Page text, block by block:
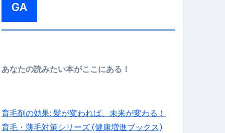
ン】
の先さらに貧しくなります。【 竹花貴騎 切り抜き 会社員
GA
あなたの読みたい本がここにある！
育毛剤の効果: 髪が変われば、未来が変わる！
育毛・薄毛対策シリーズ (健康増進ブックス)